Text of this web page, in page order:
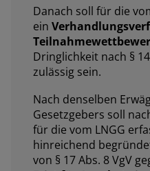
Danach soll für die
ein
Dringlichkeit nach §
zulässig sein.
Nach denselben
Gesetzgebers soll
für die vom LNGG
hinreichend
von § 17 Abs. 8 VgV